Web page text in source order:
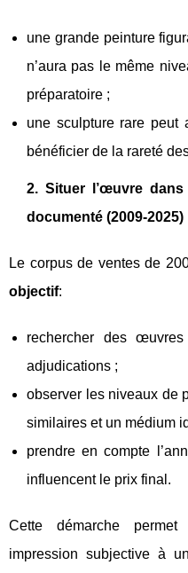
une grande peinture
n’aura pas le même
préparatoire ;
une sculpture rare peut
bénéficier de la rareté
2. Situer l’œuvre
documenté (2009‑2025)
Le corpus de ventes de
objectif:
rechercher des
adjudications ;
observer les niveaux de
similaires et un médium
prendre en compte
influencent le prix final.
Cette démarche
impression subjective à